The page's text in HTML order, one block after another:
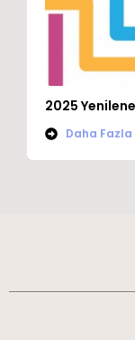
2025
Daha Fazla